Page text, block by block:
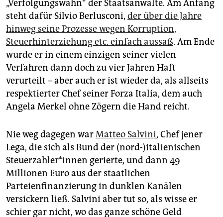
„Verfolgungswahn“ der Staatsanwälte. Am Anfang
steht dafür Silvio Berlusconi, der über die Jahre
hinweg seine Prozesse wegen Korruption,
Steuerhinterziehung etc. einfach aussaß. Am Ende
wurde er in einem einzigen seiner vielen
Verfahren dann doch zu vier Jahren Haft
verurteilt – aber auch er ist wieder da, als allseits
respektierter Chef seiner Forza Italia, dem auch
Angela Merkel ohne Zögern die Hand reicht.
Nie weg dagegen warMatteo Salvini, Chef jener
Lega, die sich als Bund der (nord-)italienischen
Steuer­zahler*in­nen gerierte, und dann 49
Millionen Euro aus der staatlichen
Parteienfinanzierung in dunklen Kanälen
versickern ließ. Salvini aber tut so, als wisse er
schier gar nicht, wo das ganze schöne Geld